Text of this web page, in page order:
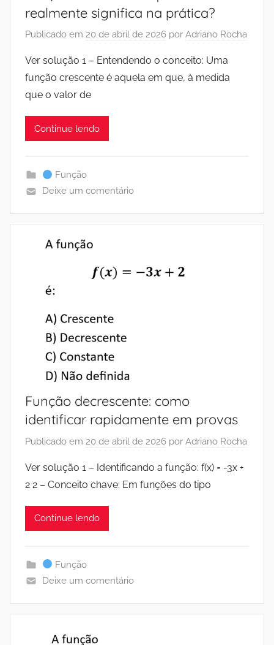
realmente significa na prática?
Publicado em 20 de abril de 2026 por Adriano Rocha
Ver solução 1 – Entendendo o conceito: Uma
função crescente é aquela em que, à medida
que o valor de
Continue lendo
Função
Deixe um comentário
Função decrescente: como
identificar rapidamente em provas
Publicado em 20 de abril de 2026 por Adriano Rocha
Ver solução 1 – Identificando a função: f(x) = -3x +
2 2 – Conceito chave: Em funções do tipo
Continue lendo
Função
Deixe um comentário